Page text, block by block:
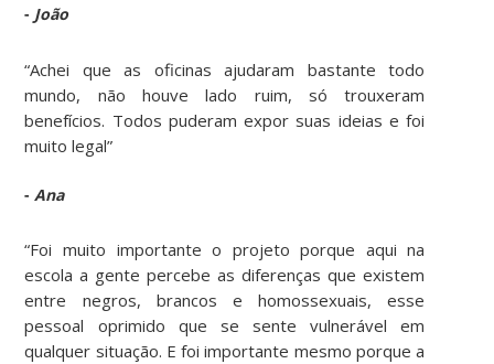
- João
“Achei que as oficinas ajudaram bastante todo
mundo, não houve lado ruim, só trouxeram
benefícios. Todos puderam expor suas ideias e foi
muito legal”
-Ana
“Foi muito importante o projeto porque aqui na
escola a gente percebe as diferenças que existem
entre negros, brancos e homossexuais, esse
pessoal oprimido que se sente vulnerável em
qualquer situação. E foi importante mesmo porque a